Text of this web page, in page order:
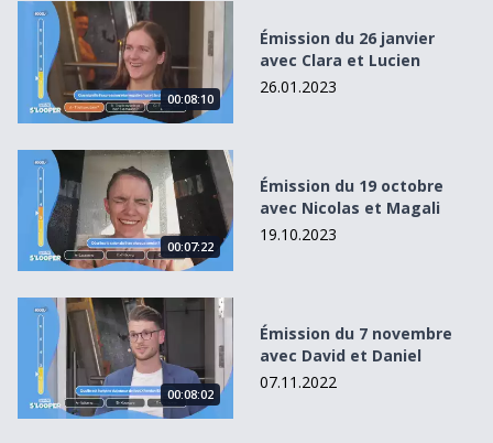
Émission du 26 janvier avec Clara et Lucien
00:08:10
Émission du 26 janvier
avec Clara et Lucien
26.01.2023
Émission du 19 octobre avec Nicolas et Magali
00:07:22
Émission du 19 octobre
avec Nicolas et Magali
19.10.2023
Émission du 7 novembre avec David et Daniel
00:08:02
Émission du 7 novembre
avec David et Daniel
07.11.2022